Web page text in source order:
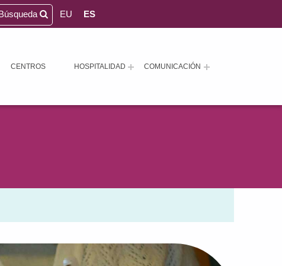
CENTROS HOSPITALIDAD COMUNICACIÓN
EU ES